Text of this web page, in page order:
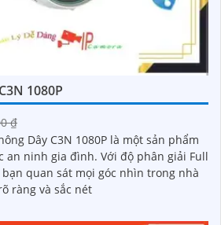
1080P
₫
Dây C3N 1080P là một sản phẩm
đình. Với độ phân giải Full
bạn quan sát mọi góc nhìn trong nhà
ràng và sắc nét